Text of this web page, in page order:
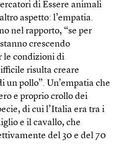
di Essere animali
aspetto: l’empatia.
nel rapporto, “se per
crescendo
le condizioni di
risulta creare
un pollo”. Un’empatia che
e proprio crollo dei
di cui l’Italia era tra i
e il cavallo, che
del 30 e del 70